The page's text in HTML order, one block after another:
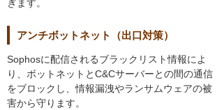
ぎます。
アンチボットネット（出口対策）
Sophosに配信されるブラックリスト情報によ
り、ボットネットとC&Cサーバーとの間の通信
をブロックし、情報漏洩やランサムウェアの被
害から守ります。